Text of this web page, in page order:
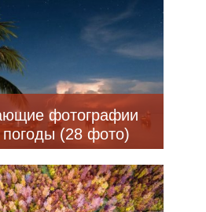
фотографии
погоды (28 фото)